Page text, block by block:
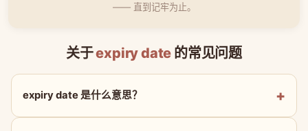
—— 直到记牢为止。
关于expiry date 的常见问题
expiry date 是什么意思？